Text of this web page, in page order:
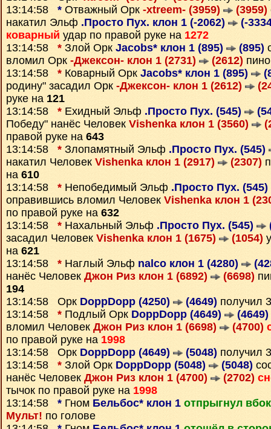
13:14:58 * Отважный Орк -xtreem- (3959) (3959)
накатил Эльф .Просто Пух. клон 1 (-2062)
(-
коварный удар по правой руке на 1272
13:14:58 * Злой Орк Jacobs* клон 1 (895) (895)
вломил Орк -Джексон- клон 1 (2731) (2612)
13:14:58 * Коварный Орк Jacobs* клон 1 (895)
родину" засадил Орк -Джексон- клон 1 (2612)
руке на 121
13:14:58 * Ехидный Эльф .Просто Пух. (545)
Победу" нанёс Человек Vishenka клон 1 (3560)
правой руке на 643
13:14:58 * Злопамятный Эльф .Просто Пух. (545)
накатил Человек Vishenka клон 1 (2917) (2307)
на 610
13:14:58 * Непобедимый Эльф .Просто Пух. (545)
оправившись вломил Человек Vishenka клон 1
по правой руке на 632
13:14:58 * Нахальный Эльф .Просто Пух. (545)
засадил Человек Vishenka клон 1 (1675) (1054)
на 621
13:14:58 * Наглый Эльф nalco клон 1 (4280)
нанёс Человек Джон Риз клон 1 (6892) (6698)
194
13:14:58 Орк DoppDopp (4250) (4649) получил
13:14:58 * Подлый Орк DoppDopp (4649) (4649)
вломил Человек Джон Риз клон 1 (6698) (4700)
по правой руке на 1998
13:14:58 Орк DoppDopp (4649) (5048) получил
13:14:58 * Злой Орк DoppDopp (5048) (5048)
нанёс Человек Джон Риз клон 1 (4700) (2702)
тычок по правой руке на 1998
13:14:58 * Гном Бельбос* клон 1 отпрыгнул вбок
Мульт! по голове